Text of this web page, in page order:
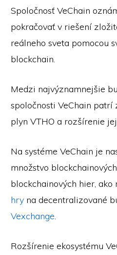
Spoločnosť VeChain
pokračovať v riešení
reálneho sveta pomocou
blockchain.
Medzi najvýznamnejšie
spoločnosti VeChain
plyn VTHO a rozšírenie
Na systéme VeChain je
množstvo
blockchainových hier, ako
hry na decentralizované
Vexchange.
Rozšírenie ekosystému